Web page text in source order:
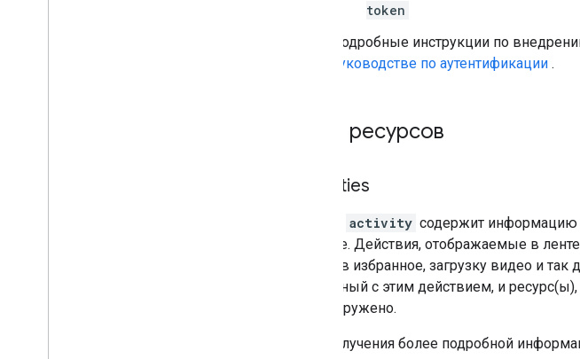
token
Подробные инструкции по
руководстве по аутентификации .
Типы ресурсов
Activities
activity содержит информацию
YouTube. Действия, отображаемые в
видео в избранное, загрузку видео и
связанный с этим действием, и
или загружено.
Для получения более подробной